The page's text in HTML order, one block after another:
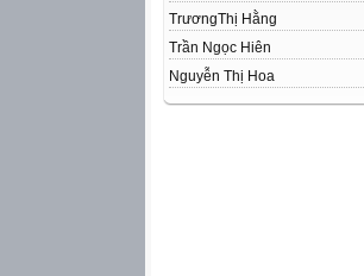
TrươngThị Hằng
Trần Ngọc Hiên
Nguyễn Thị Hoa